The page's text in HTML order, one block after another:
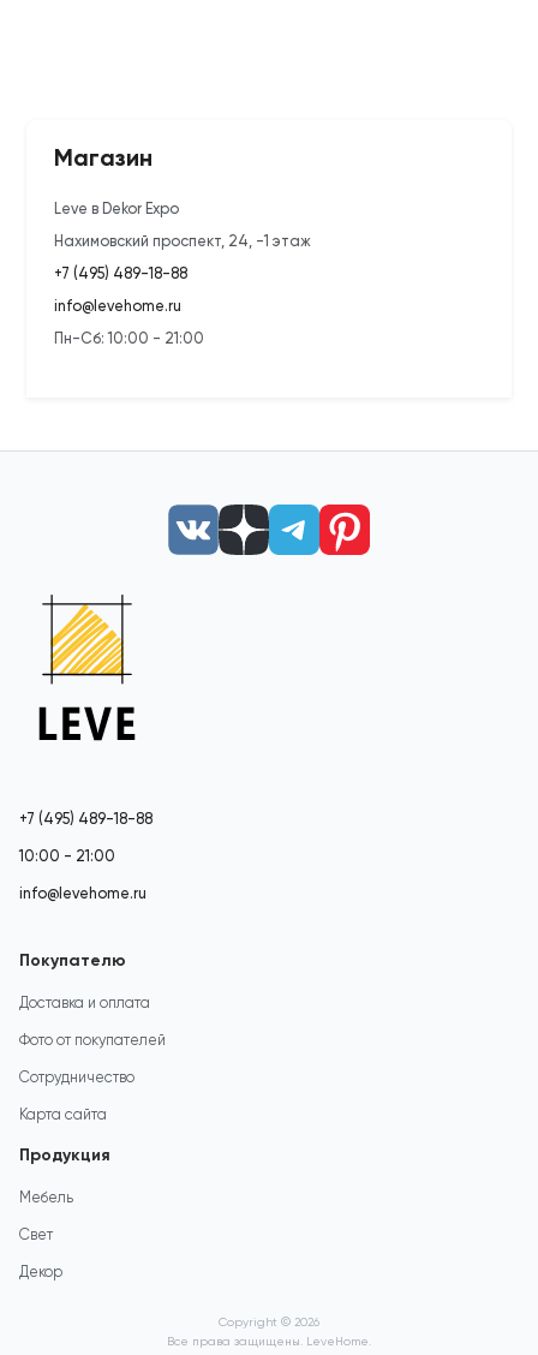
Магазин
Leve в Dekor Expo
Нахимовский проспект, 24, -1 этаж
+7 (495) 489-18-88
info@levehome.ru
Пн-Сб: 10:00 - 21:00
+7 (495) 489-18-88
10:00 - 21:00
info@levehome.ru
Покупателю
Доставка и оплата
Фото от покупателей
Сотрудничество
Карта сайта
Продукция
Мебель
Свет
Декор
Copyright © 2026
Все права защищены. LeveHome.